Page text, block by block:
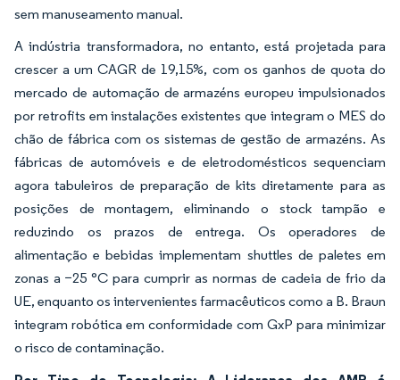
sem manuseamento manual.
A indústria transformadora, no entanto, está projetada para
crescer a um CAGR de 19,15%, com os ganhos de quota do
mercado de automação de armazéns europeu impulsionados
por retrofits em instalações existentes que integram o MES do
chão de fábrica com os sistemas de gestão de armazéns. As
fábricas de automóveis e de eletrodomésticos sequenciam
agora tabuleiros de preparação de kits diretamente para as
posições de montagem, eliminando o stock tampão e
reduzindo os prazos de entrega. Os operadores de
alimentação e bebidas implementam shuttles de paletes em
zonas a −25 °C para cumprir as normas de cadeia de frio da
UE, enquanto os intervenientes farmacêuticos como a B. Braun
integram robótica em conformidade com GxP para minimizar
o risco de contaminação.